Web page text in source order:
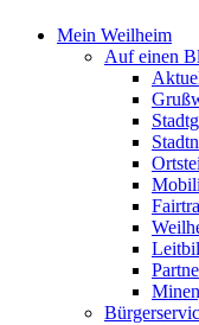
Mein Weilheim
Auf einen